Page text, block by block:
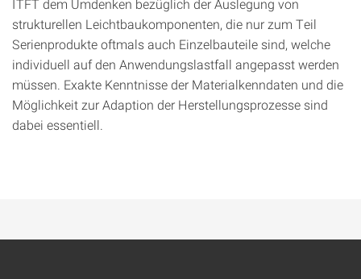
strukturellen Leichtbaukomponenten, die nur zum Teil
Serienprodukte oftmals auch Einzelbauteile sind, welche
individuell auf den Anwendungslastfall angepasst werden
müssen. Exakte Kenntnisse der Materialkenndaten und die
Möglichkeit zur Adaption der Herstellungsprozesse sind
dabei essentiell.